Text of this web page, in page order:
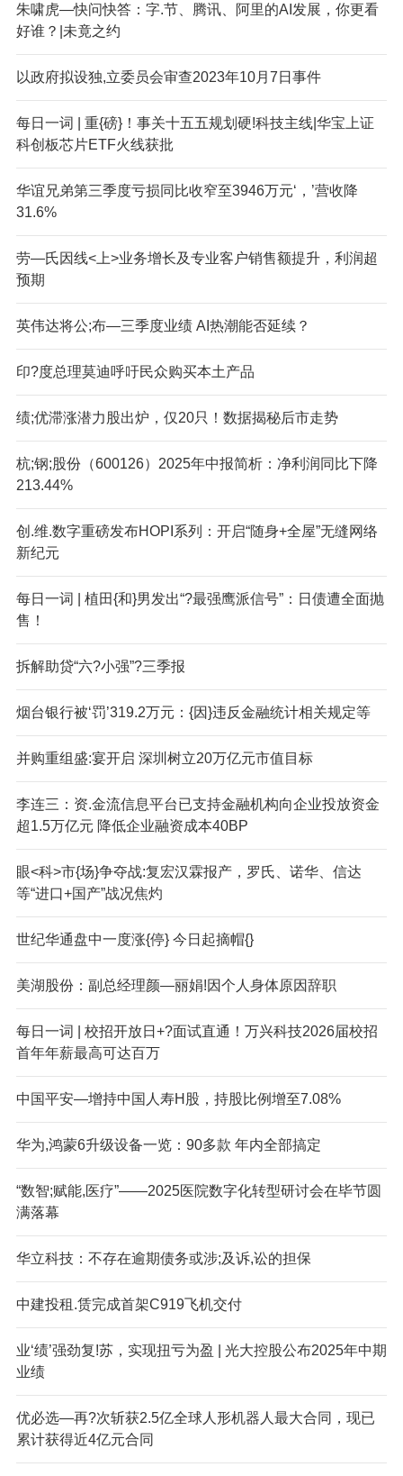
朱啸虎—快问快答：字.节、腾讯、阿里的AI发展，你更看
好谁？|未竟之约
以政府拟设独,立委员会审查2023年10月7日事件
每日一词 | 重{磅}！事关十五五规划硬!科技主线|华宝上证
科创板芯片ETF火线获批
华谊兄弟第三季度亏损同比收窄至3946万元‘，’营收降
31.6%
劳—氏因线<上>业务增长及专业客户销售额提升，利润超
预期
英伟达将公;布—三季度业绩 AI热潮能否延续？
印?度总理莫迪呼吁民众购买本土产品
绩;优滞涨潜力股出炉，仅20只！数据揭秘后市走势
杭;钢;股份（600126）2025年中报简析：净利润同比下降
213.44%
创.维.数字重磅发布HOPI系列：开启“随身+全屋”无缝网络
新纪元
每日一词 | 植田{和}男发出“?最强鹰派信号”：日债遭全面抛
售！
拆解助贷“六?小强”?三季报
烟台银行被‘罚’319.2万元：{因}违反金融统计相关规定等
并购重组盛:宴开启 深圳树立20万亿元市值目标
李连三：资.金流信息平台已支持金融机构向企业投放资金
超1.5万亿元 降低企业融资成本40BP
眼<科>市{场}争夺战:复宏汉霖报产，罗氏、诺华、信达
等“进口+国产”战况焦灼
世纪华通盘中一度涨{停} 今日起摘帽{}
美湖股份：副总经理颜—丽娟!因个人身体原因辞职
每日一词 | 校招开放日+?面试直通！万兴科技2026届校招
首年年薪最高可达百万
中国平安—增持中国人寿H股，持股比例增至7.08%
华为,鸿蒙6升级设备一览：90多款 年内全部搞定
“数智;赋能,医疗”——2025医院数字化转型研讨会在毕节圆
满落幕
华立科技：不存在逾期债务或涉;及诉,讼的担保
中建投租.赁完成首架C919飞机交付
业‘绩’强劲复!苏，实现扭亏为盈 | 光大控股公布2025年中期
业绩
优必选—再?次斩获2.5亿全球人形机器人最大合同，现已
累计获得近4亿元合同